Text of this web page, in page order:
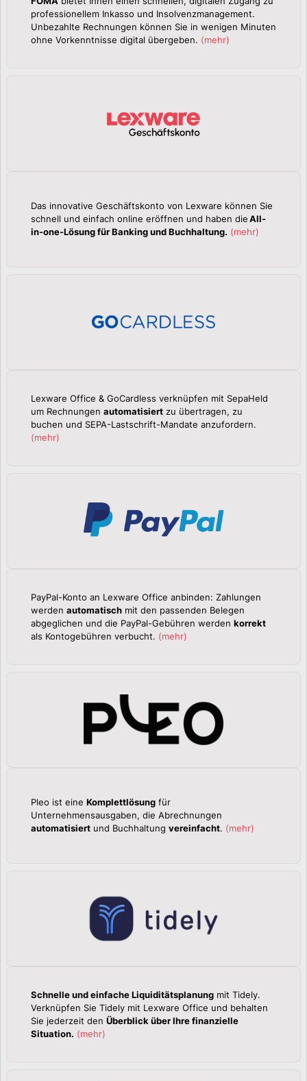
professionellem Inkasso und Insolvenzmanagement.
Unbezahlte Rechnungen können Sie in wenigen Minuten
ohne Vorkenntnisse digital übergeben. (mehr)
Das innovative Geschäftskonto von Lexware können Sie
schnell und einfach online eröffnen und haben dieAll-
in-one-Lösung für Banking und Buchhaltung. (mehr)
Lexware Office & GoCardless verknüpfen mit SepaHeld
um Rechnungen automatisiert zu übertragen, zu
buchen und SEPA-Lastschrift-Mandate anzufordern.
(mehr)
PayPal-Konto an Lexware Office anbinden: Zahlungen
werden automatisch mit den passenden Belegen
abgeglichen und die PayPal-Gebühren werden korrekt
als Kontogebühren verbucht. (mehr)
Pleo ist eine Komplettlösung für
Unternehmensausgaben, die Abrechnungen
automatisiert und Buchhaltung vereinfacht. (mehr)
Schnelle und einfache Liquiditätsplanung mit Tidely.
Verknüpfen Sie Tidely mit Lexware Office und behalten
Sie jederzeit den Überblick über Ihre finanzielle
Situation. (mehr)